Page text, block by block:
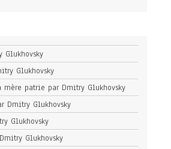
Glukhovsky
Glukhovsky
patrie par Dmitry Glukhovsky
Dmitry Glukhovsky
Glukhovsky
Glukhovsky